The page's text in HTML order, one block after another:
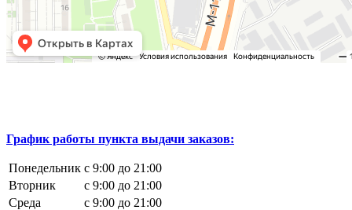
График работы пункта выдачи заказов:
Понедельник с 9:00 до 21:00
Вторник
с 9:00 до 21:00
Среда
с 9:00 до 21:00